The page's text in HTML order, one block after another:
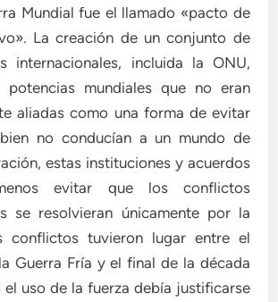
Mundial fue el llamado «pacto de
La creación de un conjunto de
internacionales, incluida la ONU,
mundiales que no eran
aliadas como una forma de evitar
no conducían a un mundo de
estas instituciones y acuerdos
evitar que los conflictos
se resolvieran únicamente por la
conflictos tuvieron lugar entre el
Guerra Fría y el final de la década
uso de la fuerza debía justificarse